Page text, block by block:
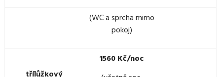
(WC a sprcha mimo
pokoj)
třílůžkový
1560 Kč/noc